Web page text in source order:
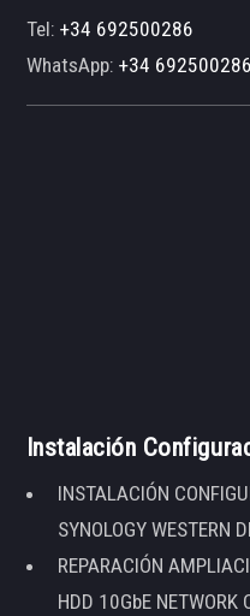
Tel:+34 692500286
WhatsApp:+34 692500286
Instalación
INSTALACIÓN
SYNOLOGY WESTERN
REPARACIÓN
HDD 10GbE NETWORK